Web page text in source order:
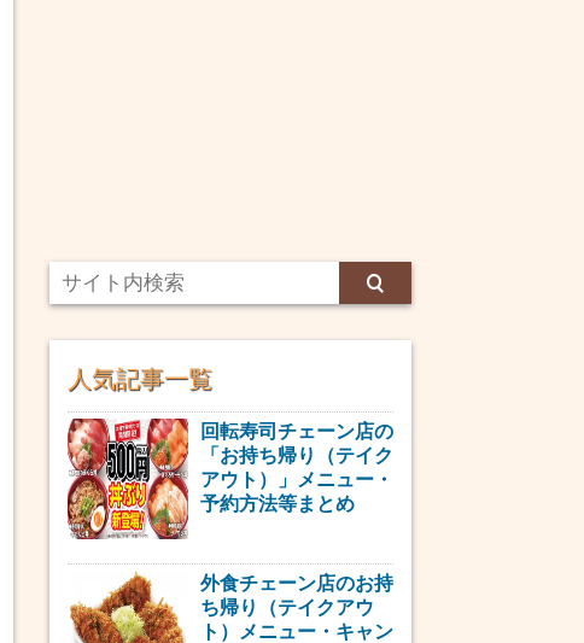
人気記事一覧
回転寿司チェーン店の
「お持ち帰り（テイク
アウト）」メニュー・
予約方法等まとめ
外食チェーン店のお持
ち帰り（テイクアウ
ト）メニュー・キャン